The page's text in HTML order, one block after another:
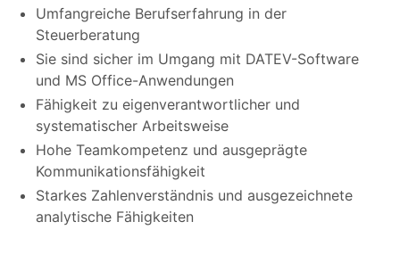
Umfangreiche Berufserfahrung in der
Steuerberatung
Sie sind sicher im Umgang mit DATEV-Software
und MS Office-Anwendungen
Fähigkeit zu eigenverantwortlicher und
systematischer Arbeitsweise
Hohe Teamkompetenz und ausgeprägte
Kommunikationsfähigkeit
Starkes Zahlenverständnis und ausgezeichnete
analytische Fähigkeiten